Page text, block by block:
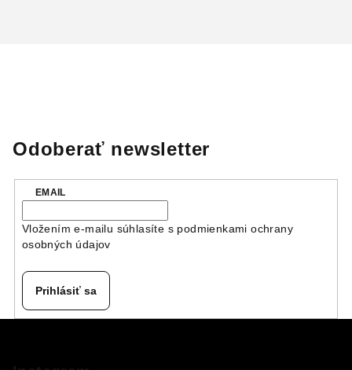
Odoberať newsletter
EMAIL
Vložením e-mailu súhlasíte s podmienkami ochrany
osobných údajov
Prihlásiť sa